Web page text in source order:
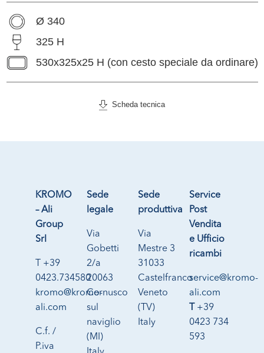
Ø 340
325 H
530x325x25 H (con cesto speciale da ordinare)
Scheda tecnica
KROMO
– Ali
Group
Srl
T +39
0423.734580
kromo@kromo-
ali.com
C.f. /
P.iva
Sede
legale
Via
Gobetti
2/a
20063
Cernusco
sul
naviglio
(MI)
Sede
produttiva
Via
Mestre 3
31033
Castelfranco
Veneto
(TV)
Italy
Service
Post
Vendita
e Ufficio
ricambi
service@kromo-
ali.com
T +39
0423 734
593